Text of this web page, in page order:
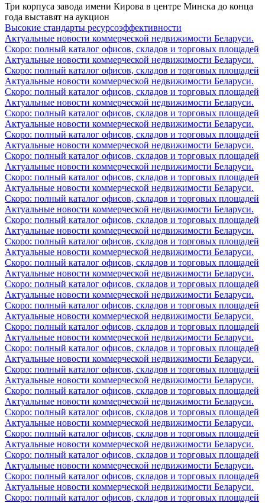
Три корпуса завода имени Кирова в центре Минска до конца
года выставят на аукцион
Высокие стандарты ресурсоэффективности
Актуальные новости коммерческой недвижимости Беларуси.
Скоро: полный каталог офисов, складов и торговых площадей
Актуальные новости коммерческой недвижимости Беларуси.
Скоро: полный каталог офисов, складов и торговых площадей
Актуальные новости коммерческой недвижимости Беларуси.
Скоро: полный каталог офисов, складов и торговых площадей
Актуальные новости коммерческой недвижимости Беларуси.
Скоро: полный каталог офисов, складов и торговых площадей
Актуальные новости коммерческой недвижимости Беларуси.
Скоро: полный каталог офисов, складов и торговых площадей
Актуальные новости коммерческой недвижимости Беларуси.
Скоро: полный каталог офисов, складов и торговых площадей
Актуальные новости коммерческой недвижимости Беларуси.
Скоро: полный каталог офисов, складов и торговых площадей
Актуальные новости коммерческой недвижимости Беларуси.
Скоро: полный каталог офисов, складов и торговых площадей
Актуальные новости коммерческой недвижимости Беларуси.
Скоро: полный каталог офисов, складов и торговых площадей
Актуальные новости коммерческой недвижимости Беларуси.
Скоро: полный каталог офисов, складов и торговых площадей
Актуальные новости коммерческой недвижимости Беларуси.
Скоро: полный каталог офисов, складов и торговых площадей
Актуальные новости коммерческой недвижимости Беларуси.
Скоро: полный каталог офисов, складов и торговых площадей
Актуальные новости коммерческой недвижимости Беларуси.
Скоро: полный каталог офисов, складов и торговых площадей
Актуальные новости коммерческой недвижимости Беларуси.
Скоро: полный каталог офисов, складов и торговых площадей
Актуальные новости коммерческой недвижимости Беларуси.
Скоро: полный каталог офисов, складов и торговых площадей
Актуальные новости коммерческой недвижимости Беларуси.
Скоро: полный каталог офисов, складов и торговых площадей
Актуальные новости коммерческой недвижимости Беларуси.
Скоро: полный каталог офисов, складов и торговых площадей
Актуальные новости коммерческой недвижимости Беларуси.
Скоро: полный каталог офисов, складов и торговых площадей
Актуальные новости коммерческой недвижимости Беларуси.
Скоро: полный каталог офисов, складов и торговых площадей
Актуальные новости коммерческой недвижимости Беларуси.
Скоро: полный каталог офисов, складов и торговых площадей
Актуальные новости коммерческой недвижимости Беларуси.
Скоро: полный каталог офисов, складов и торговых площадей
Актуальные новости коммерческой недвижимости Беларуси.
Скоро: полный каталог офисов, складов и торговых площадей